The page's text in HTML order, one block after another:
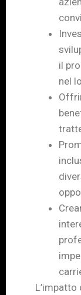
il
nel
L’impatto